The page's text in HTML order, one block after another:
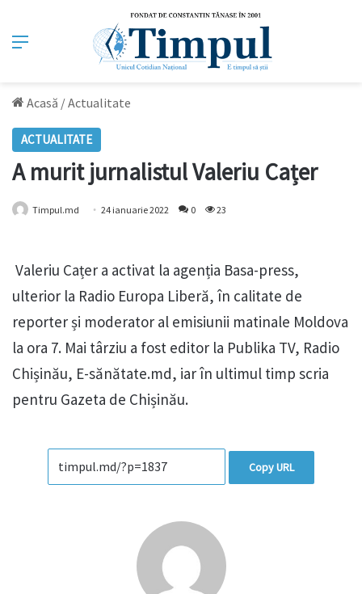
Meniu
Acasă /Actualitate
ACTUALITATE
A murit jurnalistul Valeriu Cațer
Timpul.md 24 ianuarie 2022 0 23
Valeriu Cațer a activat la agenția Basa-press,
ulterior la Radio Europa Liberă, în calitate de
reporter și moderator al emisiunii matinale Moldova
la ora 7. Mai târziu a fost editor la Publika TV, Radio
Chișinău, E-sănătate.md, iar în ultimul timp scria
pentru Gazeta de Chișinău.
Copy URL